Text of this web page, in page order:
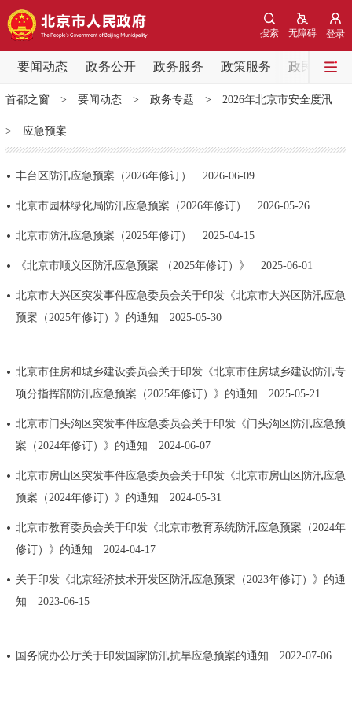
登录
无障碍
搜索
要闻动态 政务公开 政务服务 政策服务 政民互动
要闻动态
党中央精神 国务院信息 中央部委动态
北京要闻 会议信息 部门动态
各区热点
政务公开
政策兑现 政策解读
决策公开 专题公开
个人服务 法人服务
便民服务 利企服务
中介服务 阳光政务
政民互动
首都之窗> 要闻动态> 政务专题 > 2026年北京市安全度汛
> 应急预案
丰台区防汛应急预案（2026年修订） 2026-06-09
北京市园林绿化局防汛应急预案（2026年修订） 2026-05-26
北京市防汛应急预案（2025年修订） 2025-04-15
《北京市顺义区防汛应急预案 （2025年修订）》 2025-06-01
北京市大兴区突发事件应急委员会关于印发《北京市大兴区防汛应急
预案（2025年修订）》的通知
2025-05-30
北京市住房和城乡建设委员会关于印发《北京市住房城乡建设防汛专
项分指挥部防汛应急预案（2025年修订）》的通知
2025-05-21
北京市门头沟区突发事件应急委员会关于印发《门头沟区防汛应急预
案（2024年修订）》的通知
2024-06-07
北京市房山区突发事件应急委员会关于印发《北京市房山区防汛应急
预案（2024年修订）》的通知
2024-05-31
北京市教育委员会关于印发《北京市教育系统防汛应急预案（2024年
修订）》的通知
2024-04-17
关于印发《北京经济技术开发区防汛应急预案（2023年修订）》的通
知
2023-06-15
国务院办公厅关于印发国家防汛抗旱应急预案的通知 2022-07-06